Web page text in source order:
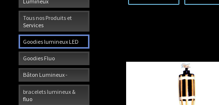
Tous nos Produits et
Services
Goodies lumineux LED
Goodies Fluo
Bâton Lumineux -
bracelets lumineux &
fluo